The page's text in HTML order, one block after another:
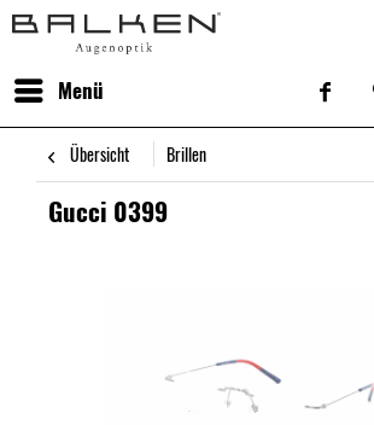
Menü
Übersicht Brillen
Gucci 0399